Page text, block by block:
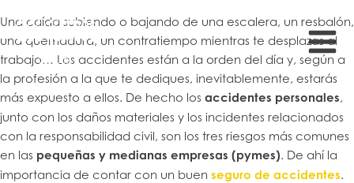
Una caída subiendo o bajando de una escalera, un resbalón,
una quemadura, un contratiempo mientras te desplazas al
trabajo… Los accidentes están a la orden del día y, según a
la profesión a la que te dediques, inevitablemente, estarás
más expuesto a ellos. De hecho los accidentes personales,
junto con los daños materiales y los incidentes relacionados
con la responsabilidad civil, son los tres riesgos más comunes
en las pequeñas y medianas empresas (pymes). De ahí la
importancia de contar con un buen seguro de accidentes.